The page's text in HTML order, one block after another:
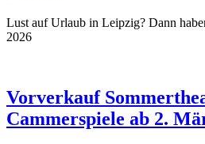
Lust auf Urlaub in Leipzig? Dann
2026
Vorverkauf
Cammerspiele ab 2.